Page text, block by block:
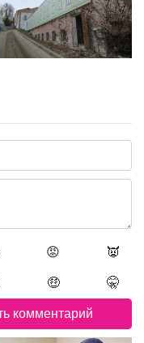
😡 👿
🤑 🤫